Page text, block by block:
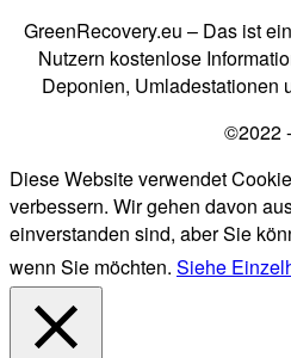
GreenRecovery.eu – Das ist
Nutzern kostenlose
Deponien, Umladestationen
©2022
Diese Website verwendet
verbessern. Wir gehen davon
einverstanden sind, aber Sie
wenn Sie möchten. Siehe